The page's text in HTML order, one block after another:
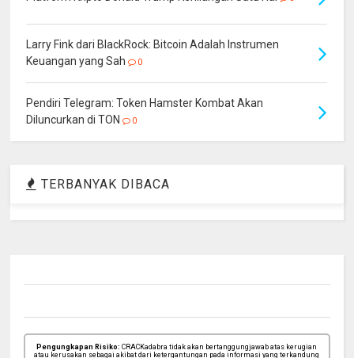
Larry Fink dari BlackRock: Bitcoin Adalah Instrumen
Keuangan yang Sah
0
Pendiri Telegram: Token Hamster Kombat Akan
Diluncurkan di TON
0
TERBANYAK DIBACA
Pengungkapan Risiko: CRACKadabra tidak akan bertanggungjawab atas kerugian
atau kerusakan sebagai akibat dari ketergantungan pada informasi yang terkandung